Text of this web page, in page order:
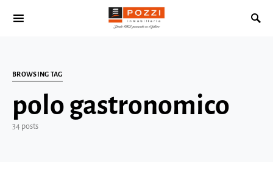
Search for:
BROWSING TAG
polo gastronomico
34 posts